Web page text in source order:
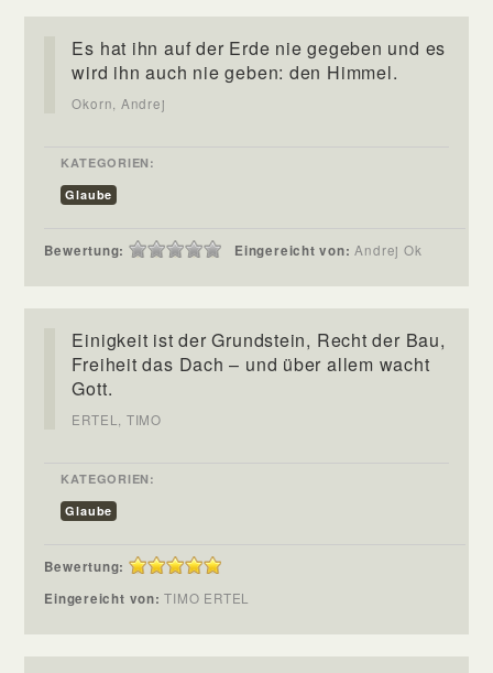
Es hat ihn auf der Erde nie gegeben und es
wird ihn auch nie geben: den Himmel.
Okorn, Andrej
KATEGORIEN:
Glaube
Bewertung: Eingereicht von:Andrej Ok
Einigkeit ist der Grundstein, Recht der Bau,
Freiheit das Dach – und über allem wacht
Gott.
ERTEL, TIMO
KATEGORIEN:
Glaube
Bewertung:
Eingereicht von:TIMO ERTEL